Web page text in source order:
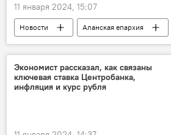
11 января 2024, 15:07
Новости
Аланская епархия
Южная Осетия
Цхинвал
Экономист рассказал, как связаны
ключевая ставка Центробанка,
инфляция и курс рубля